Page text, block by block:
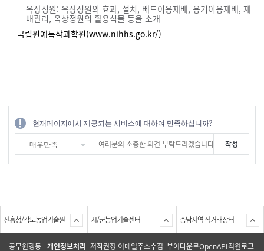
옥상정원: 옥상정원의 효과, 설치, 베드이용재배, 용기이용재배, 재
배관리, 옥상정원의 활용식물 등을 소개
국립원예특작과학원(www.nihhs.go.kr/)​​
현재페이지에서 제공되는 서비스에 대하여 만족하십니까?
매우만족
진흥청/각도농업기술원 시/군농업기술센터 충남지역 직거래장터
공무원행동 개인정보처리 저작권정 이메일주소수집 뷰어다운로OpenAPI직원로그